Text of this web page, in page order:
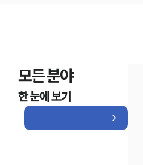
모든 분야
한 눈에 보기